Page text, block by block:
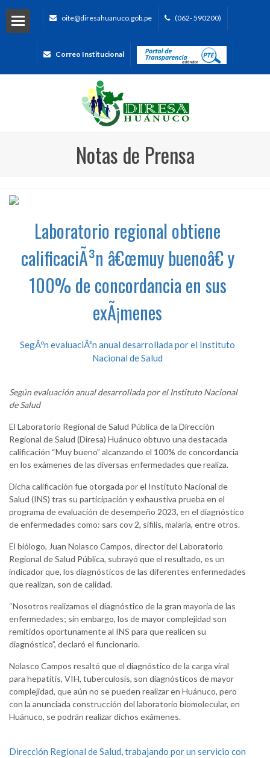
oite@diresahuanuco.gob.pe (062- 590200)
Correo Institucional
Notas de Prensa
Laboratorio regional obtiene
calificaciÃ³n â€œmuy buenoâ€ y
100% de concordancia en sus
exÃ¡menes
SegÃºn evaluaciÃ³n anual desarrollada por el Instituto
Nacional de Salud
Según evaluación anual desarrollada por el Instituto Nacional
de Salud
El Laboratorio Regional de Salud Pública de la Dirección
Regional de Salud (Diresa) Huánuco obtuvo una destacada
calificación “Muy bueno” alcanzando el 100% de concordancia
en los exámenes de las diversas enfermedades que realiza.
Dicha calificación fue otorgada por el Instituto Nacional de
Salud (INS) tras su participación y exhaustiva prueba en el
programa de evaluación de desempeño 2023, en el diagnóstico
de enfermedades como: sars cov 2, sífilis, malaria, entre otros.
El biólogo, Juan Nolasco Campos, director del Laboratorio
Regional de Salud Pública, subrayó que el resultado, es un
indicador que, los diagnósticos de las diferentes enfermedades
que realizan, son de calidad.
“Nosotros realizamos el diagnóstico de la gran mayoría de las
enfermedades; sin embargo, los de mayor complejidad son
remitidos oportunamente al INS para que realicen su
diagnóstico”, declaró el funcionario.
Nolasco Campos resaltó que el diagnóstico de la carga viral
para hepatitis, VIH, tuberculosis, son diagnósticos de mayor
complejidad, que aún no se pueden realizar en Huánuco, pero
con la anunciada construcción del laboratorio biomolecular, en
Huánuco, se podrán realizar dichos exámenes.
Dirección Regional de Salud, trabajando por un servicio con